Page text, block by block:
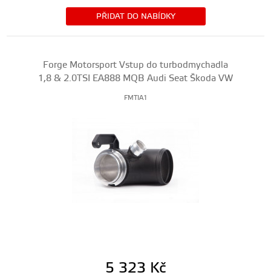
PŘIDAT DO NABÍDKY
Forge Motorsport Vstup do turbodmychadla
1,8 & 2.0TSI EA888 MQB Audi Seat Škoda VW
FMTIA1
5 323 Kč